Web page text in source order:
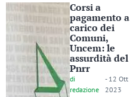
Corsi a
pagamento a
carico dei
Comuni,
Uncem: le
assurdità del
Pnrr
di
redazione
- 12 Ott
2023